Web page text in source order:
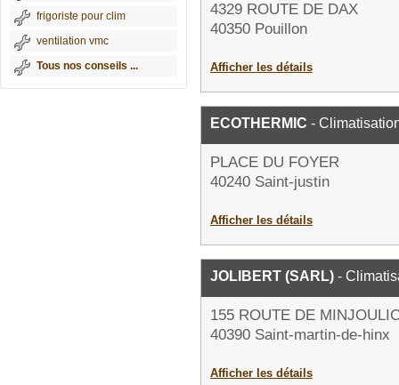
frigoriste pour clim
ventilation vmc
Tous nos conseils ...
4329 ROUTE DE DAX
40350 Pouillon
Afficher les détails
ECOTHERMIC -
PLACE DU FOYER
40240 Saint-justin
Afficher les détails
JOLIBERT (SARL) -
155 ROUTE DE
40390 Saint-martin-de-hinx
Afficher les détails